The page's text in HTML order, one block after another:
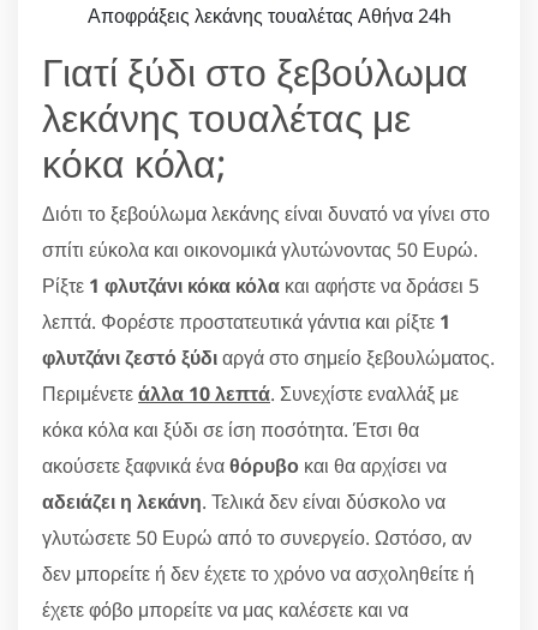
Αποφράξεις λεκάνης τουαλέτας Αθήνα 24h
Γιατί ξύδι στο ξεβούλωμα
λεκάνης τουαλέτας με
κόκα κόλα;
Διότι τοξεβούλωμα λεκάνης είναι δυνατό να γίνει στο
σπίτι εύκολα και οικονομικά γλυτώνοντας 50 Ευρώ.
Ρίξτε 1 φλυτζάνι κόκα κόλα και αφήστε να δράσει 5
λεπτά. Φορέστε προστατευτικά γάντια και ρίξτε 1
φλυτζάνι ζεστό ξύδιαργά στο σημείο ξεβουλώματος.
Περιμένετεάλλα 10 λεπτά. Συνεχίστε εναλλάξ με
κόκα κόλα και ξύδι σε ίση ποσότητα. Έτσι θα
ακούσετε ξαφνικά έναθόρυβο και θα αρχίσει να
αδειάζει η λεκάνη. Τελικά δεν είναι δύσκολο να
γλυτώσετε 50 Ευρώ από το συνεργείο. Ωστόσο, αν
δεν μπορείτε ή δεν έχετε το χρόνο να ασχοληθείτε ή
έχετε φόβο μπορείτε να μας καλέσετε και να